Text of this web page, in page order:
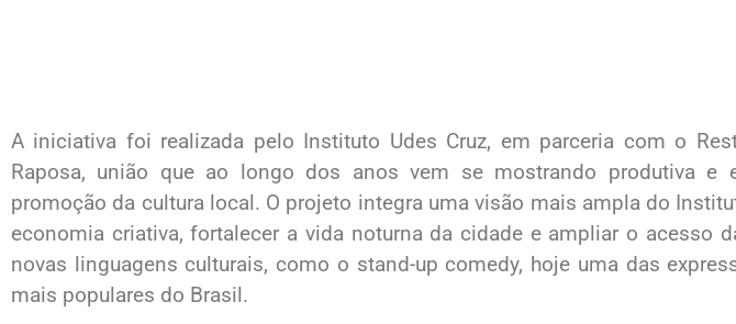
A iniciativa foi realizada pelo Instituto Udes Cruz, em parceria com o
Raposa, união que ao longo dos anos vem se mostrando produtiva e
promoção da cultura local. O projeto integra uma visão mais ampla do
economia criativa, fortalecer a vida noturna da cidade e ampliar o acesso
novas linguagens culturais, como o stand-up comedy, hoje uma das
mais populares do Brasil.